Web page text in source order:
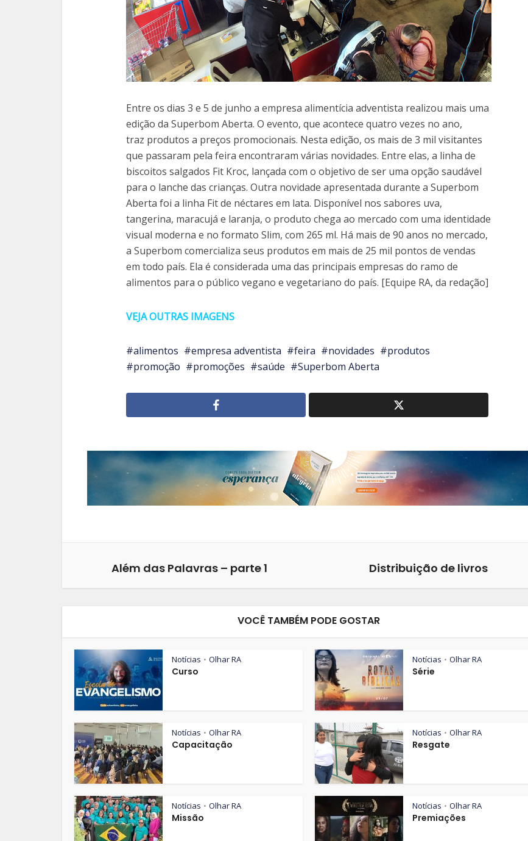
Entre os dias 3 e 5 de junho a empresa alimentícia adventista realizou mais uma
edição da Superbom Aberta. O evento, que acontece quatro vezes no ano,
traz produtos a preços promocionais. Nesta edição, os mais de 3 mil visitantes
que passaram pela feira encontraram várias novidades. Entre elas, a linha de
biscoitos salgados Fit Kroc, lançada com o objetivo de ser uma opção saudável
para o lanche das crianças. Outra novidade apresentada durante a Superbom
Aberta foi a linha Fit de néctares em lata. Disponível nos sabores uva,
tangerina, maracujá e laranja, o produto chega ao mercado com uma identidade
visual moderna e no formato Slim, com 265 ml. Há mais de 90 anos no mercado,
a Superbom comercializa seus produtos em mais de 25 mil pontos de vendas
em todo país. Ela é considerada uma das principais empresas do ramo de
alimentos para o público vegano e vegetariano do país. [Equipe RA, da redação]
VEJA OUTRAS IMAGENS
alimentos empresa adventista feira novidades
produtos
promoção
promoções saúde Superbom Aberta
Além das Palavras – parte 1 Distribuição de livros
VOCÊ TAMBÉM PODE GOSTAR
Notícias • Olhar RA
Curso
Notícias • Olhar RA
Série
Notícias • Olhar RA
Capacitação
Notícias • Olhar RA
Resgate
Notícias • Olhar RA
Missão
Notícias • Olhar RA
Premiações